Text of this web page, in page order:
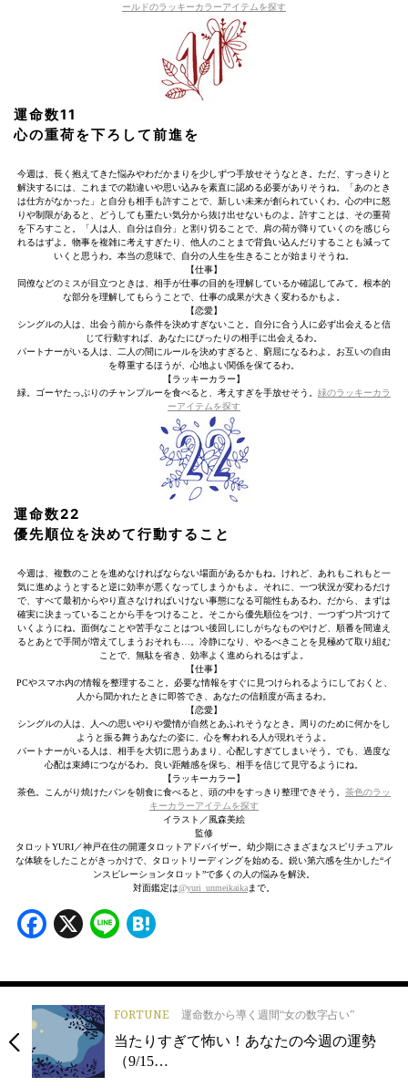
ールドのラッキーカラーアイテムを探す
運命数11
心の重荷を下ろして前進を
今週は、長く抱えてきた悩みやわだかまりを少しずつ手放せそうなとき。ただ、すっきりと
解決するには、これまでの勘違いや思い込みを素直に認める必要がありそうね。「あのとき
は仕方がなかった」と自分も相手も許すことで、新しい未来が創られていくわ。心の中に怒
りや制限があると、どうしても重たい気分から抜け出せないものよ。許すことは、その重荷
を下ろすこと。「人は人、自分は自分」と割り切ることで、肩の荷が降りていくのを感じら
れるはずよ。物事を複雑に考えすぎたり、他人のことまで背負い込んだりすることも減って
いくと思うわ。本当の意味で、自分の人生を生きることが始まりそうね。
【仕事】
同僚などのミスが目立つときは、相手が仕事の目的を理解しているか確認してみて。根本的
な部分を理解してもらうことで、仕事の成果が大きく変わるかもよ。
【恋愛】
シングルの人は、出会う前から条件を決めすぎないこと。自分に合う人に必ず出会えると信
じて行動すれば、あなたにぴったりの相手に出会えるわ。
パートナーがいる人は、二人の間にルールを決めすぎると、窮屈になるわよ。お互いの自由
を尊重するほうが、心地よい関係を保てるわ。
【ラッキーカラー】
緑。ゴーヤたっぷりのチャンプルーを食べると、考えすぎを手放せそう。 緑のラッキーカラ
ーアイテムを探す
運命数22
優先順位を決めて行動すること
今週は、複数のことを進めなければならない場面があるかもね。けれど、あれもこれもと一
気に進めようとすると逆に効率が悪くなってしまうかもよ。それに、一つ状況が変わるだけ
で、すべて最初からやり直さなければいけない事態になる可能性もあるわ。だから、まずは
確実に決まっていることから手をつけること。そこから優先順位をつけ、一つずつ片づけて
いくようにね。面倒なことや苦手なことはつい後回しにしがちなものやけど、順番を間違え
るとあとで手間が増えてしまうおそれも…。冷静になり、やるべきことを見極めて取り組む
ことで、無駄を省き、効率よく進められるはずよ。
【仕事】
PCやスマホ内の情報を整理すること。必要な情報をすぐに見つけられるようにしておくと、
人から聞かれたときに即答でき、あなたの信頼度が高まるわ。
【恋愛】
シングルの人は、人への思いやりや愛情が自然とあふれそうなとき。周りのために何かをし
ようと振る舞うあなたの姿に、心を奪われる人が現れそうよ。
パートナーがいる人は、相手を大切に思うあまり、心配しすぎてしまいそう。でも、過度な
心配は束縛につながるわ。良い距離感を保ち、相手を信じて見守るようにね。
【ラッキーカラー】
茶色。こんがり焼けたパンを朝食に食べると、頭の中をすっきり整理できそう。 茶色のラッ
キーカラーアイテムを探す
イラスト／風森美絵
監修
タロットYURI／神戸在住の開運タロットアドバイザー。幼少期にさまざまなスピリチュアル
な体験をしたことがきっかけで、タロットリーディングを始める。鋭い第六感を生かした“イ
ンスピレーションタロット”で多くの人の悩みを解決。
対面鑑定は@yuri_unmeikaikaまで。
Facebook
X Line
FORTUNE 運命数から導く週間“女の数字占い”
当たりすぎて怖い！あなたの今週の運勢
（9/15…